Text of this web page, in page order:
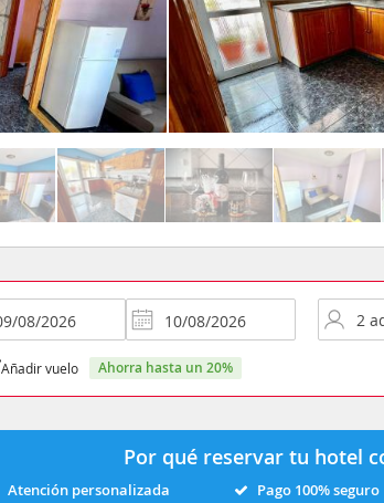
Añadir vuelo ahorra hasta un 20%
Por qué reservar tu hotel
Atención personalizada Pago 100% seguro